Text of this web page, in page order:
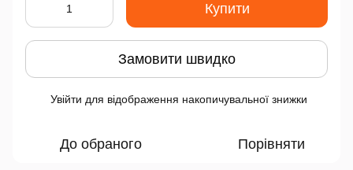
Купити
Замовити швидко
Увійти для відображення накопичувальної знижки
До обраного Порівняти